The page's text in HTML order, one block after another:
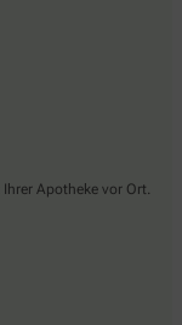
Apotheke vor Ort.